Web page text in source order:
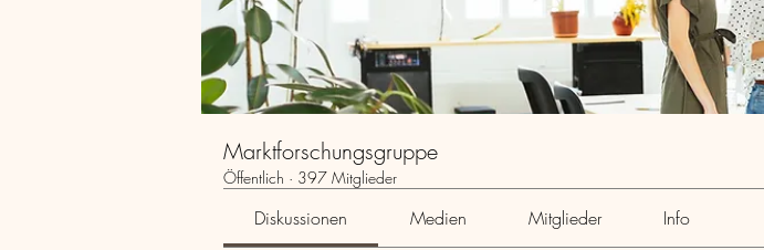
Marktforschungsgruppe
Öffentlich · 397 Mitglieder
Diskussionen Medien Mitglieder Info